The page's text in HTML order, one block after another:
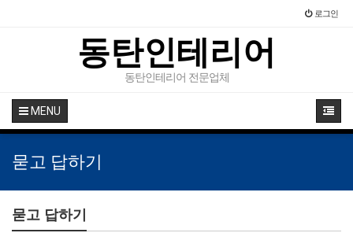
로그인
동탄인테리어
동탄인테리어 전문업체
MENU
묻고 답하기
묻고 답하기